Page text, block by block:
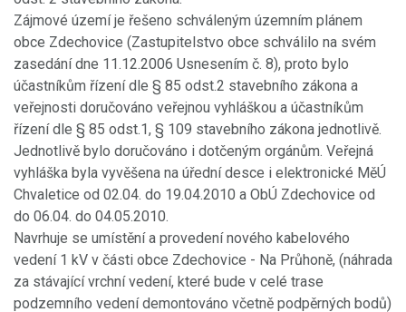
Zájmové území je řešeno schváleným územním plánem
obce Zdechovice (Zastupitelstvo obce schválilo na svém
zasedání dne 11.12.2006 Usnesením č. 8), proto bylo
účastníkům řízení dle § 85 odst.2 stavebního zákona a
veřejnosti doručováno veřejnou vyhláškou a účastníkům
řízení dle § 85 odst.1, § 109 stavebního zákona jednotlivě.
Jednotlivě bylo doručováno i dotčeným orgánům. Veřejná
vyhláška byla vyvěšena na úřední desce i elektronické MěÚ
Chvaletice od 02.04. do 19.04.2010 a ObÚ Zdechovice od
do 06.04. do 04.05.2010.
Navrhuje se umístění a provedení nového kabelového
vedení 1 kV v části obce Zdechovice - Na Průhoně, (náhrada
za stávající vrchní vedení, které bude v celé trase
podzemního vedení demontováno včetně podpěrných bodů)